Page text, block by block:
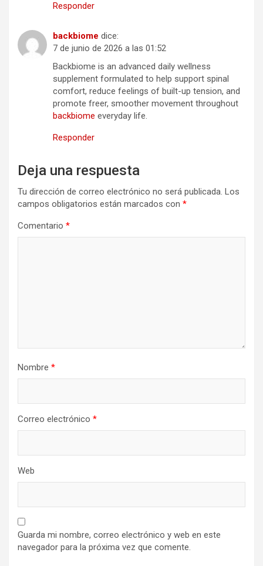
Responder
backbiome dice:
7 de junio de 2026 a las 01:52
Backbiome is an advanced daily wellness
supplement formulated to help support spinal
comfort, reduce feelings of built-up tension, and
promote freer, smoother movement throughout
backbiome everyday life.
Responder
Deja una respuesta
Tu dirección de correo electrónico no será publicada. Los
campos obligatorios están marcados con *
Comentario *
Nombre *
Correo electrónico *
Web
Guarda mi nombre, correo electrónico y web en este
navegador para la próxima vez que comente.